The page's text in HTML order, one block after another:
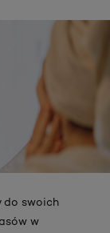
do swoich
w